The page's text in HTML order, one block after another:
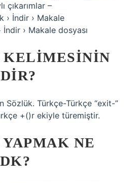
çıkarımlar –
› İndir › Makale
İndir › Makale dosyası
Sözlük. Türkçe-Türkçe “exit-”
+()r ekiyle türemiştir.
NE